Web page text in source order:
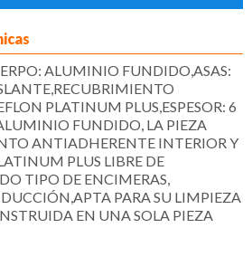
ALUMINIO FUNDIDO,ASAS:
PLATINUM PLUS,ESPESOR: 6
FUNDIDO, LA PIEZA
ANTIADHERENTE INTERIOR Y
PLUS LIBRE DE
TIPO DE ENCIMERAS,
PARA SU LIMPIEZA
EN UNA SOLA PIEZA